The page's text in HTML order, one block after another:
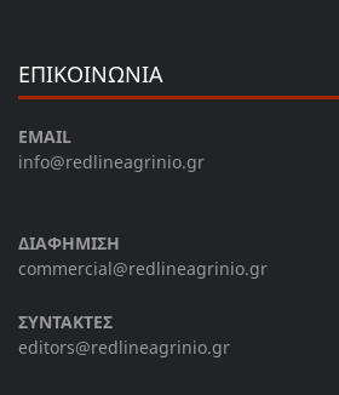
ΕΠΙΚΟΙΝΩΝΙΑ
EMAIL
info@redlineagrinio.gr
ΔΙΑΦΗΜΙΣΗ
commercial@redlineagrinio.gr
ΣΥΝΤΑΚΤΕΣ
editors@redlineagrinio.gr